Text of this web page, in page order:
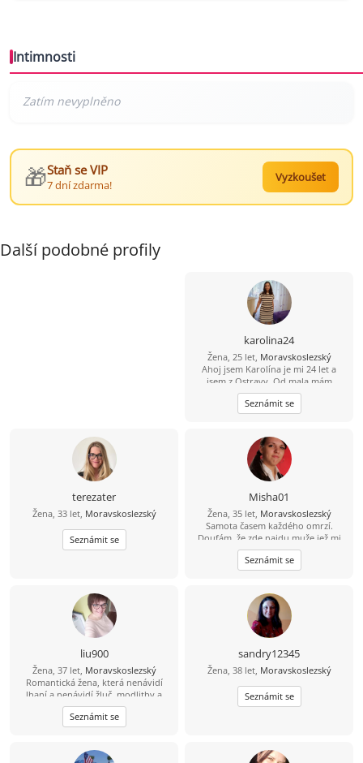
Intimnosti
🎁Staň se VIP
7 dní zdarma!
Vyzkoušet
Další podobné profily
karolina24
Žena, 25 let, Moravskoslezský
Ahoj jsem Karolína je mi 24 let a
jsem z Ostravy. Od mala mám
dětskou obrnu proto si hledám
touto cestou partnera na vztah do
35 let abstinenta, bezdětného sama
někoho kdo mě bude mít rád
takovou jaká jsem.
Seznámit se
terezater
Žena, 33 let, Moravskoslezský
Seznámit se
Misha01
Žena, 35 let, Moravskoslezský
Samota časem každého omrzí.
Doufám, že zde najdu muže jež mi
pomuže tu samotu odehnat.
Seznámit se
liu900
Žena, 37 let, Moravskoslezský
Romantická žena, která nenávidí
lhaní a nenávidí žluč, modlitby a
strach z Boha, tichá a láskyplná,
hledá stabilitu a šťastný život.
Seznámit se
sandry12345
Žena, 38 let, Moravskoslezský
Seznámit se